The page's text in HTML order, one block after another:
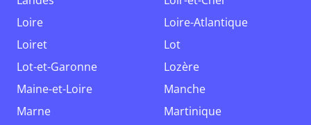
Loire
Loire-Atlantique
Loiret
Lot
Lot-et-Garonne
Lozère
Maine-et-Loire
Manche
Marne
Martinique